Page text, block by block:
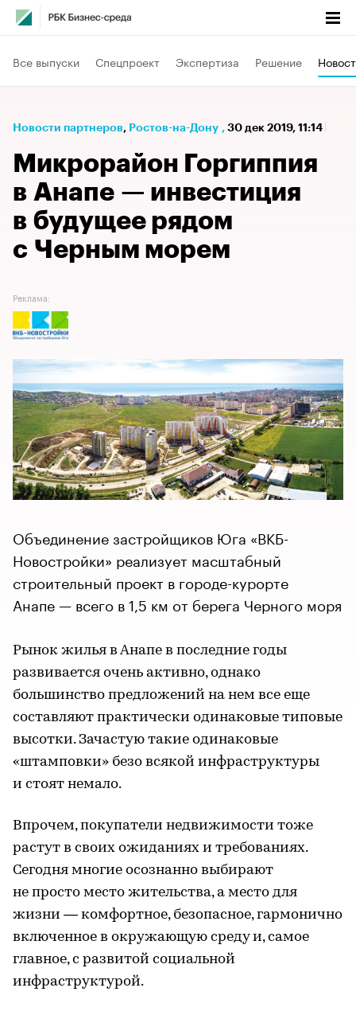
Все выпуски Спецпроект Экспертиза Решение
Новости партнеров⁠, Ростов-на-Дону , 30 дек 2019, 11:14
Микрорайон Горгиппия
в Анапе — инвестиция
в будущее рядом
с Черным морем
Реклама:
Объединение застройщиков Юга «ВКБ-
Новостройки» реализует масштабный
строительный проект в городе-курорте
Анапе — всего в 1,5 км от берега Черного моря
Рынок жилья в Анапе в последние годы
развивается очень активно, однако
большинство предложений на нем все еще
составляют практически одинаковые типовые
высотки. Зачастую такие одинаковые
«штамповки» безо всякой инфраструктуры
и стоят немало.
Впрочем, покупатели недвижимости тоже
растут в своих ожиданиях и требованиях.
Сегодня многие осознанно выбирают
не просто место жительства, а место для
жизни — комфортное, безопасное, гармонично
включенное в окружающую среду и, самое
главное, с развитой социальной
инфраструктурой.